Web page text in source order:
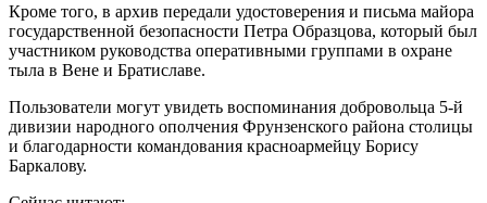
Кроме того, в архив передали удостоверения и письма майора
государственной безопасности Петра Образцова, который был
участником руководства оперативными группами в охране
тыла в Вене и Братиславе.
Пользователи могут увидеть воспоминания добровольца 5-й
дивизии народного ополчения Фрунзенского района столицы
и благодарности командования красноармейцу Борису
Баркалову.